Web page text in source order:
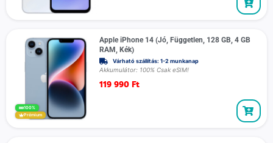
100%
Prémium
Apple iPhone 14 (Jó, Független, 128 GB, 4 GB
RAM, Kék)
Várható szállítás: 1-2 munkanap
Akkumulátor: 100% Csak eSIM!
119 990 Ft